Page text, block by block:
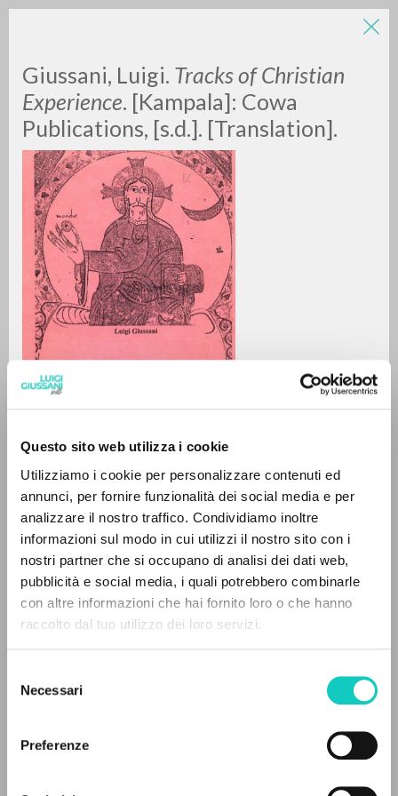
Questo sito web utilizza i cookie
Utilizziamo i cookie per personalizzare contenuti ed
annunci, per fornire funzionalità dei social media e per
analizzare il nostro traffico. Condividiamo inoltre
informazioni sul modo in cui utilizzi il nostro sito con i
nostri partner che si occupano di analisi dei dati web,
pubblicità e social media, i quali potrebbero combinarle
con altre informazioni che hai fornito loro o che hanno
raccolto dal tuo utilizzo dei loro servizi.
delNecessari
Preferenze
Giussani, Luigi. Tracks of Christian
Experience. [Kampala]: Cowa
Publications, [s.d.]. [Translation].
Giussani Luigi Author
Mörlin Visconti EdoTranslator
Stevenson J. PatrickTranslator
Cowa Publications
English
Pages: 40
LATEST UPDATE
0RESULTS FOUND
THE PROJECT
bibliographic references, full texts in 5
languages, and dedicated thematic sections.